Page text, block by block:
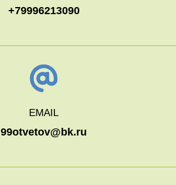
+79996213090
EMAIL
99otvetov@bk.ru